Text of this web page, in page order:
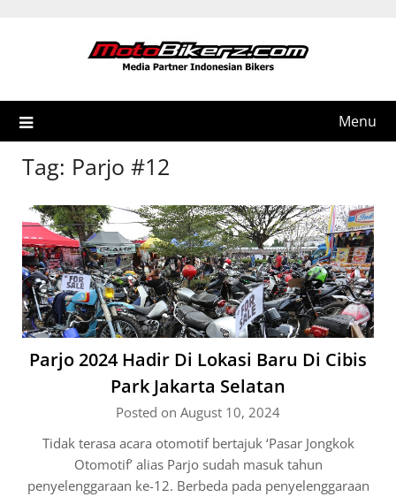
Menu
Tag: Parjo #12
Parjo 2024 Hadir Di Lokasi Baru Di Cibis
Park Jakarta Selatan
Posted on August 10, 2024
Tidak terasa acara otomotif bertajuk ‘Pasar Jongkok
Otomotif’ alias Parjo sudah masuk tahun
penyelenggaraan ke-12. Berbeda pada penyelenggaraan